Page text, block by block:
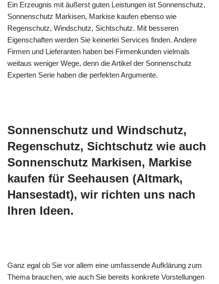
Ein Erzeugnis mit äußerst guten Leistungen ist Sonnenschutz,
Sonnenschutz Markisen, Markise kaufen ebenso wie
Regenschutz, Windschutz, Sichtschutz. Mit besseren
Eigenschaften werden Sie keinerlei Services finden. Andere
Firmen und Lieferanten haben bei Firmenkunden vielmals
weitaus weniger Wege, denn die Artikel der Sonnenschutz
Experten Serie haben die perfekten Argumente.
Sonnenschutz und Windschutz,
Regenschutz, Sichtschutz wie auch
Sonnenschutz Markisen, Markise
kaufen für Seehausen (Altmark,
Hansestadt), wir richten uns nach
Ihren Ideen.
Ganz egal ob Sie vor allem eine umfassende Aufklärung zum
Thema brauchen, wie auch Sie bereits konkrete Vorstellungen